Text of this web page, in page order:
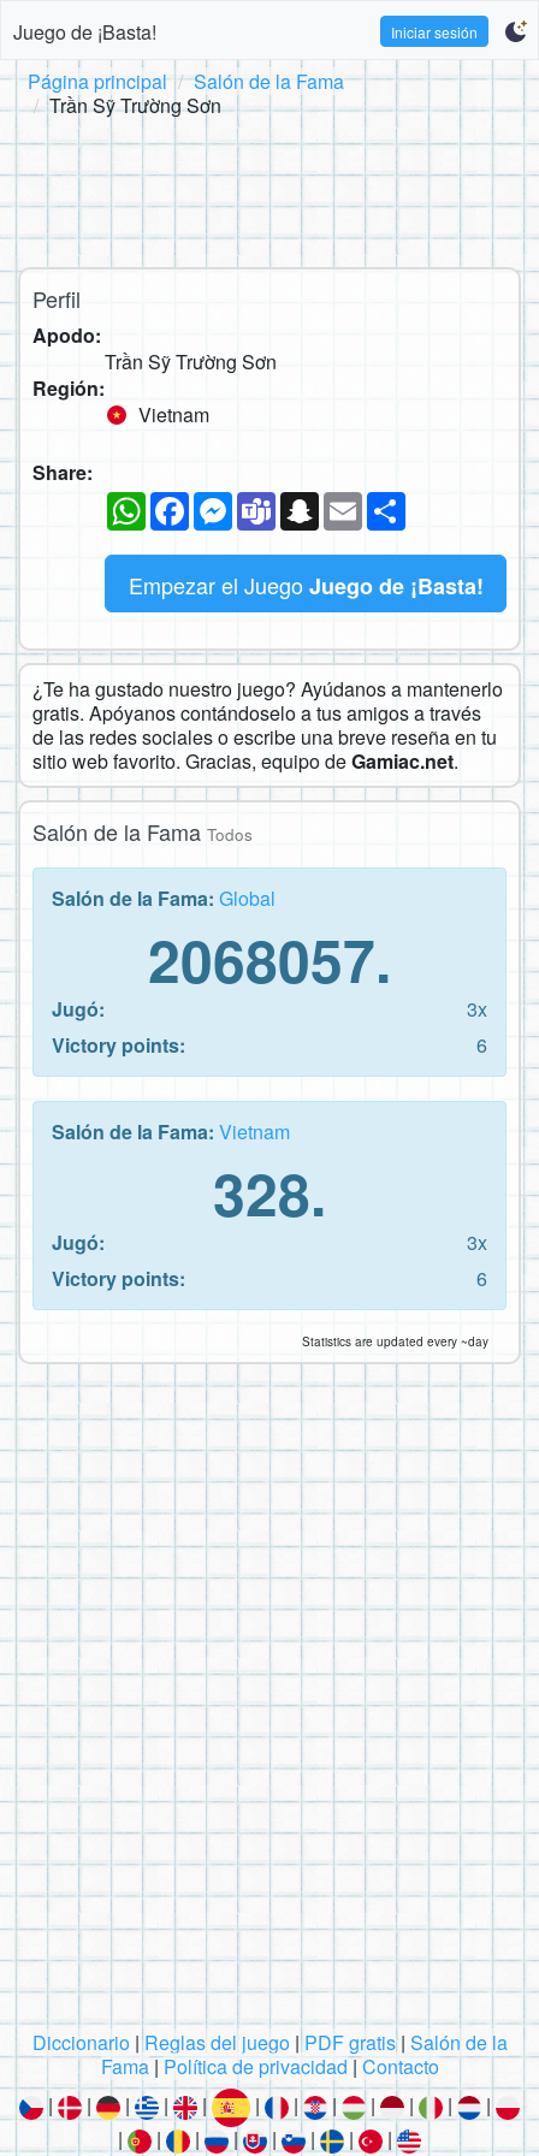
Juego de ¡Basta! Iniciar sesión
Página principal
Salón de la Fama
Trần Sỹ Trường Sơn
Perfil
Apodo:
Trần Sỹ Trường Sơn
Región:
Vietnam
Share:
WhatsAppFacebookMessenger
TeamsSnapchat
Email
Empezar el Juego Juego de ¡Basta!
¿Te ha gustado nuestro juego? Ayúdanos a mantenerlo
gratis. Apóyanos contándoselo a tus amigos a través
de las redes sociales o escribe una breve reseña en tu
sitio web favorito. Gracias, equipo deGamiac.net.
Salón de la Fama Todos
Salón de la Fama: Global
2068057.
Jugó:
3x
Victory points:
6
Salón de la Fama: Vietnam
328.
Jugó:
3x
Victory points:
6
Statistics are updated every ~day
Diccionario| Reglas del juego| PDF gratis| Salón de la
Fama|Política de privacidad|Contacto
|
| | | | | | | | | |
|
|
| | | | | | |